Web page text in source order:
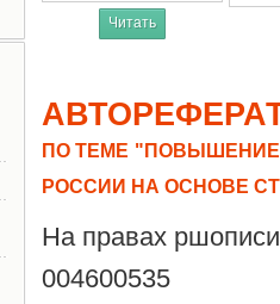
Читать
ПО ТЕМЕ
РОССИИ НА ОСНОВЕ
На правах ршописи
004600535